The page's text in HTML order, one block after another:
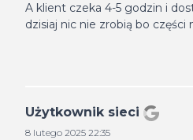
A klient czeka 4-5 godzin i
dzisiaj nic nie zrobią bo części
Użytkownik sieci
8 lutego 2025 22:35